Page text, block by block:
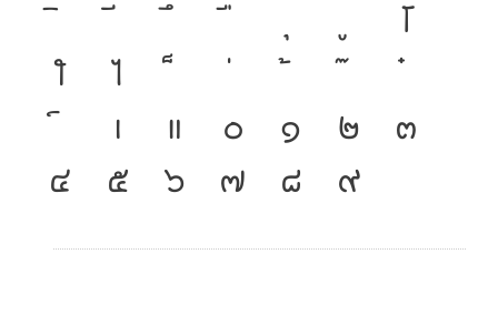
โ
ใ
ไ
เ
แ ๐ ๑ ๒
๓
๔
๕ ๖ ๗ ๘ ๙